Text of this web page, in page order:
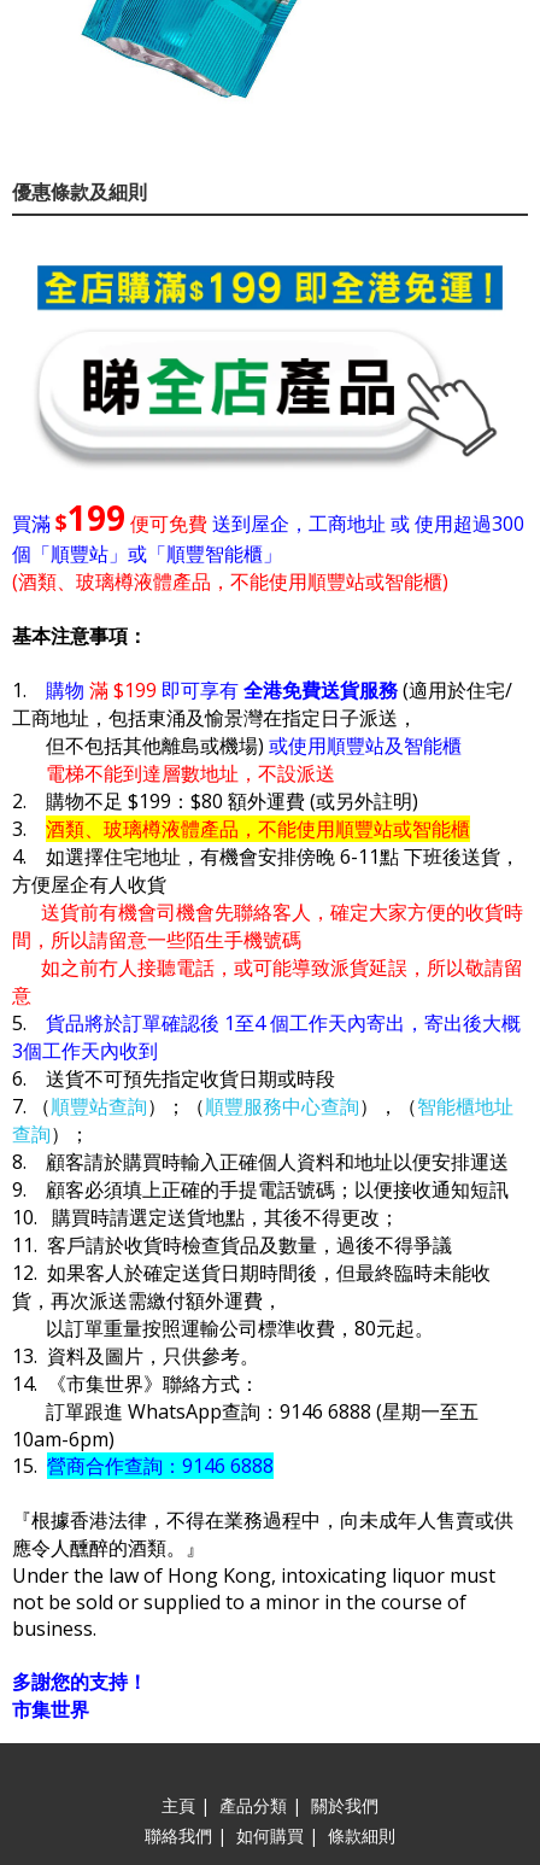
優惠條款及細則
買滿$199 便可免費送到屋企，工商地址 或 使用超過300
個「順豐站」或「順豐智能櫃」
(酒類、玻璃樽液體產品，不能使用順豐站或智能櫃)
基本注意事項：
1. 購物 滿 $199 即可享有全港免費送貨服務(適用於住宅/
工商地址，包括東涌及愉景灣在指定日子派送，
但不包括其他離島或機場) 或使用順豐站及智能櫃
電梯不能到達層數地址，不設派送
2. 購物不足 $199：$80 額外運費 (或另外註明)
3. 酒類、玻璃樽液體產品，不能使用順豐站或智能櫃
4. 如選擇住宅地址，有機會安排傍晚 6-11點 下班後送貨，
方便屋企有人收貨
送貨前有機會司機會先聯絡客人，確定大家方便的收貨時
間，所以請留意一些陌生手機號碼
如之前冇人接聽電話，或可能導致派貨延誤，所以敬請留
意
5. 貨品將於訂單確認後 1至4 個工作天內寄出，寄出後大概
3個工作天內收到
6. 送貨不可預先指定收貨日期或時段
7. （順豐站查詢）；（順豐服務中心查詢），（智能櫃地址
查詢）；
8. 顧客請於購買時輸入正確個人資料和地址以便安排運送
9. 顧客必須填上正確的手提電話號碼；以便接收通知短訊
10. 購買時請選定送貨地點，其後不得更改；
11. 客戶請於收貨時檢查貨品及數量，過後不得爭議
12. 如果客人於確定送貨日期時間後，但最終臨時未能收
貨，再次派送需繳付額外運費，
以訂單重量按照運輸公司標準收費，80元起。
13. 資料及圖片，只供參考。
14. 《市集世界》聯絡方式：
訂單跟進 WhatsApp查詢：9146 6888 (星期一至五
10am-6pm)
15. 營商合作查詢：9146 6888
『根據香港法律，不得在業務過程中，向未成年人售賣或供
應令人醺醉的酒類。』
Under the law of Hong Kong, intoxicating liquor must
not be sold or supplied to a minor in the course of
business.
多謝您的支持！
市集世界
主頁 | 產品分類 | 關於我們
聯絡我們 | 如何購買 | 條款細則